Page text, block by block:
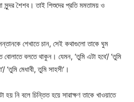
শৈশব। তাই শিশুদের প্রতি মমতাময় ও
শেখাতে চান, সেই কথাগুলো তাকে ঘুম
বোলাতে বলতে থাকুন। যেমন, ‘তুমি এটা হবে’/ ‘তুমি
‘তুমি মেধাবী, তুমি সাহসী’।
নি বলে চিন্তিত হয়ে সারাক্ষণ তাকে খাওয়াতে